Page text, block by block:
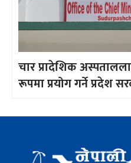
चार प्रादेशिक
रूपमा प्रयोग गर्ने प्रदेश